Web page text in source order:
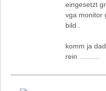
eingesetzt
vga monitor
bild .
komm ja
rein ..........